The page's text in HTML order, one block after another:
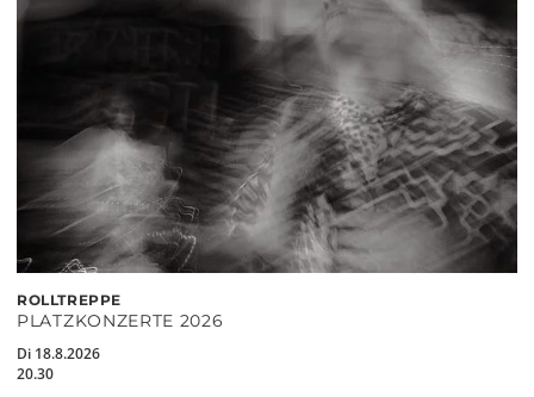
ROLLTREPPE
PLATZKONZERTE 2026
Di 18.8.2026
20.30